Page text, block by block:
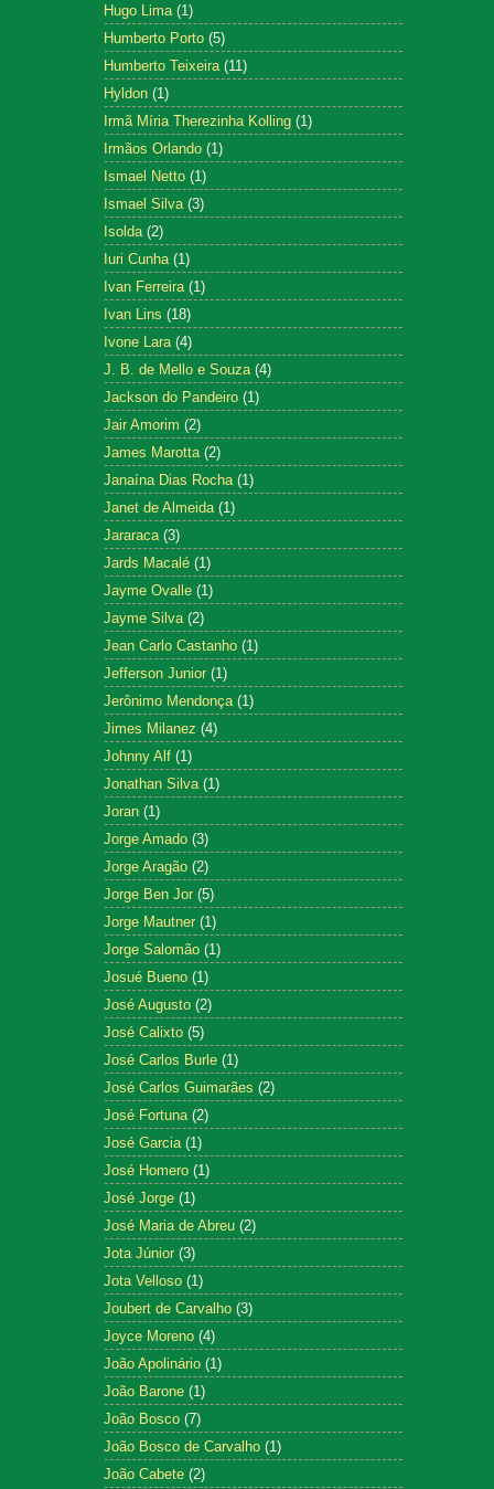
Hugo Lima (1)
Humberto Porto (5)
Humberto Teixeira (11)
Hyldon (1)
Irmã Míria Therezinha Kolling (1)
Irmãos Orlando (1)
Ismael Netto (1)
Ismael Silva (3)
Isolda (2)
Iuri Cunha (1)
Ivan Ferreira (1)
Ivan Lins (18)
Ivone Lara (4)
J. B. de Mello e Souza (4)
Jackson do Pandeiro (1)
Jair Amorim (2)
James Marotta (2)
Janaína Dias Rocha (1)
Janet de Almeida (1)
Jararaca (3)
Jards Macalé (1)
Jayme Ovalle (1)
Jayme Silva (2)
Jean Carlo Castanho (1)
Jefferson Junior (1)
Jerônimo Mendonça (1)
Jimes Milanez (4)
Johnny Alf (1)
Jonathan Silva (1)
Joran (1)
Jorge Amado (3)
Jorge Aragão (2)
Jorge Ben Jor (5)
Jorge Mautner (1)
Jorge Salomão (1)
Josué Bueno (1)
José Augusto (2)
José Calixto (5)
José Carlos Burle (1)
José Carlos Guimarães (2)
José Fortuna (2)
José Garcia (1)
José Homero (1)
José Jorge (1)
José Maria de Abreu (2)
Jota Júnior (3)
Jota Velloso (1)
Joubert de Carvalho (3)
Joyce Moreno (4)
João Apolinário (1)
João Barone (1)
João Bosco (7)
João Bosco de Carvalho (1)
João Cabete (2)